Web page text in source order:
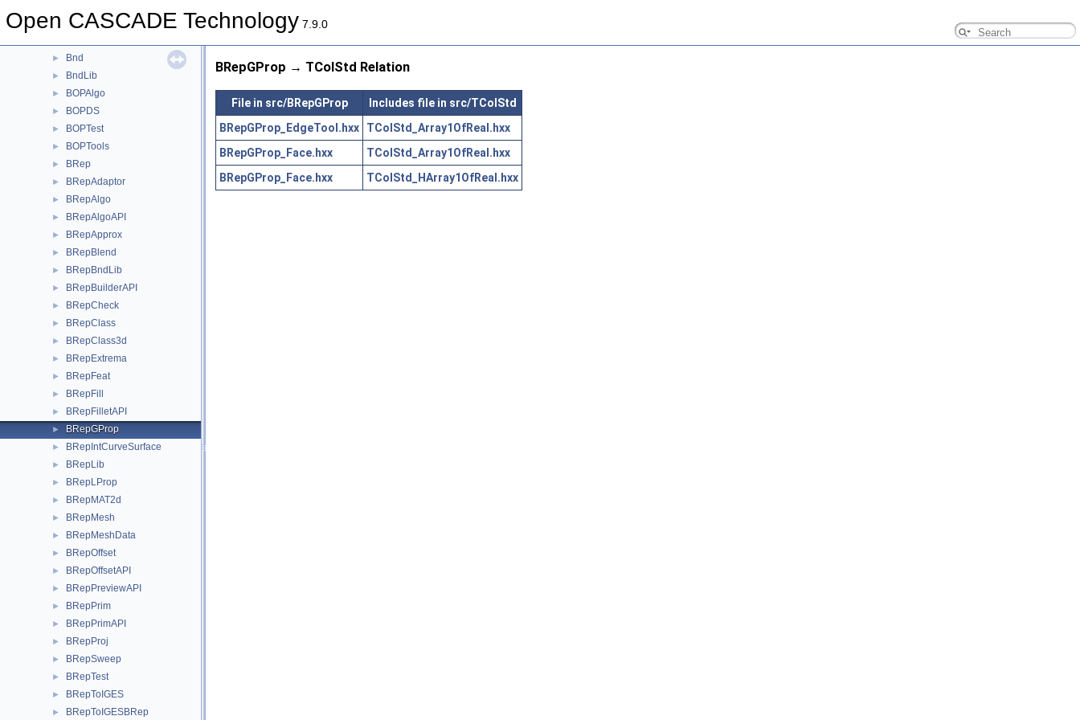
Open CASCADE Technology 7.9.0
► Blend
► Bnd
► BndLib
► BOPAlgo
► BOPDS
► BOPTest
► BOPTools
► BRep
► BRepAdaptor
► BRepAlgo
► BRepAlgoAPI
► BRepApprox
► BRepBlend
► BRepBndLib
► BRepBuilderAPI
► BRepCheck
► BRepClass
► BRepClass3d
► BRepExtrema
► BRepFeat
► BRepFill
► BRepFilletAPI
► BRepGProp
► BRepIntCurveSurface
► BRepLib
► BRepLProp
► BRepMAT2d
► BRepMesh
► BRepMeshData
► BRepOffset
► BRepOffsetAPI
► BRepPreviewAPI
► BRepPrim
► BRepPrimAPI
► BRepProj
► BRepSweep
► BRepTest
► BRepToIGES
► BRepToIGESBRep
BRepGProp → TColStd Relation
File in src/BRepGProp
Includes file in src/TColStd
BRepGProp_EdgeTool.hxx
TColStd_Array1OfReal.hxx
BRepGProp_Face.hxx
TColStd_Array1OfReal.hxx
BRepGProp_Face.hxx
TColStd_HArray1OfReal.hxx